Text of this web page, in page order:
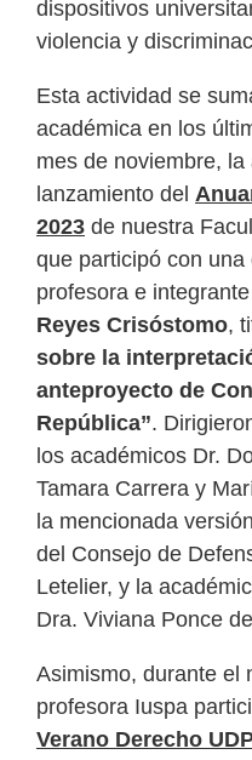
dispositivos
violencia y
Esta actividad se
académica en los
mes de noviembre, la
lanzamiento del
2023 de nuestra
que participó con
profesora e
Reyes Crisóstomo,
sobre la
anteproyecto de
República”.
los académicos Dr.
Tamara Carrera y
la mencionada
del Consejo de
Letelier, y la
Dra. Viviana Ponce
Asimismo, durante el
profesora Iuspa
Verano Derecho